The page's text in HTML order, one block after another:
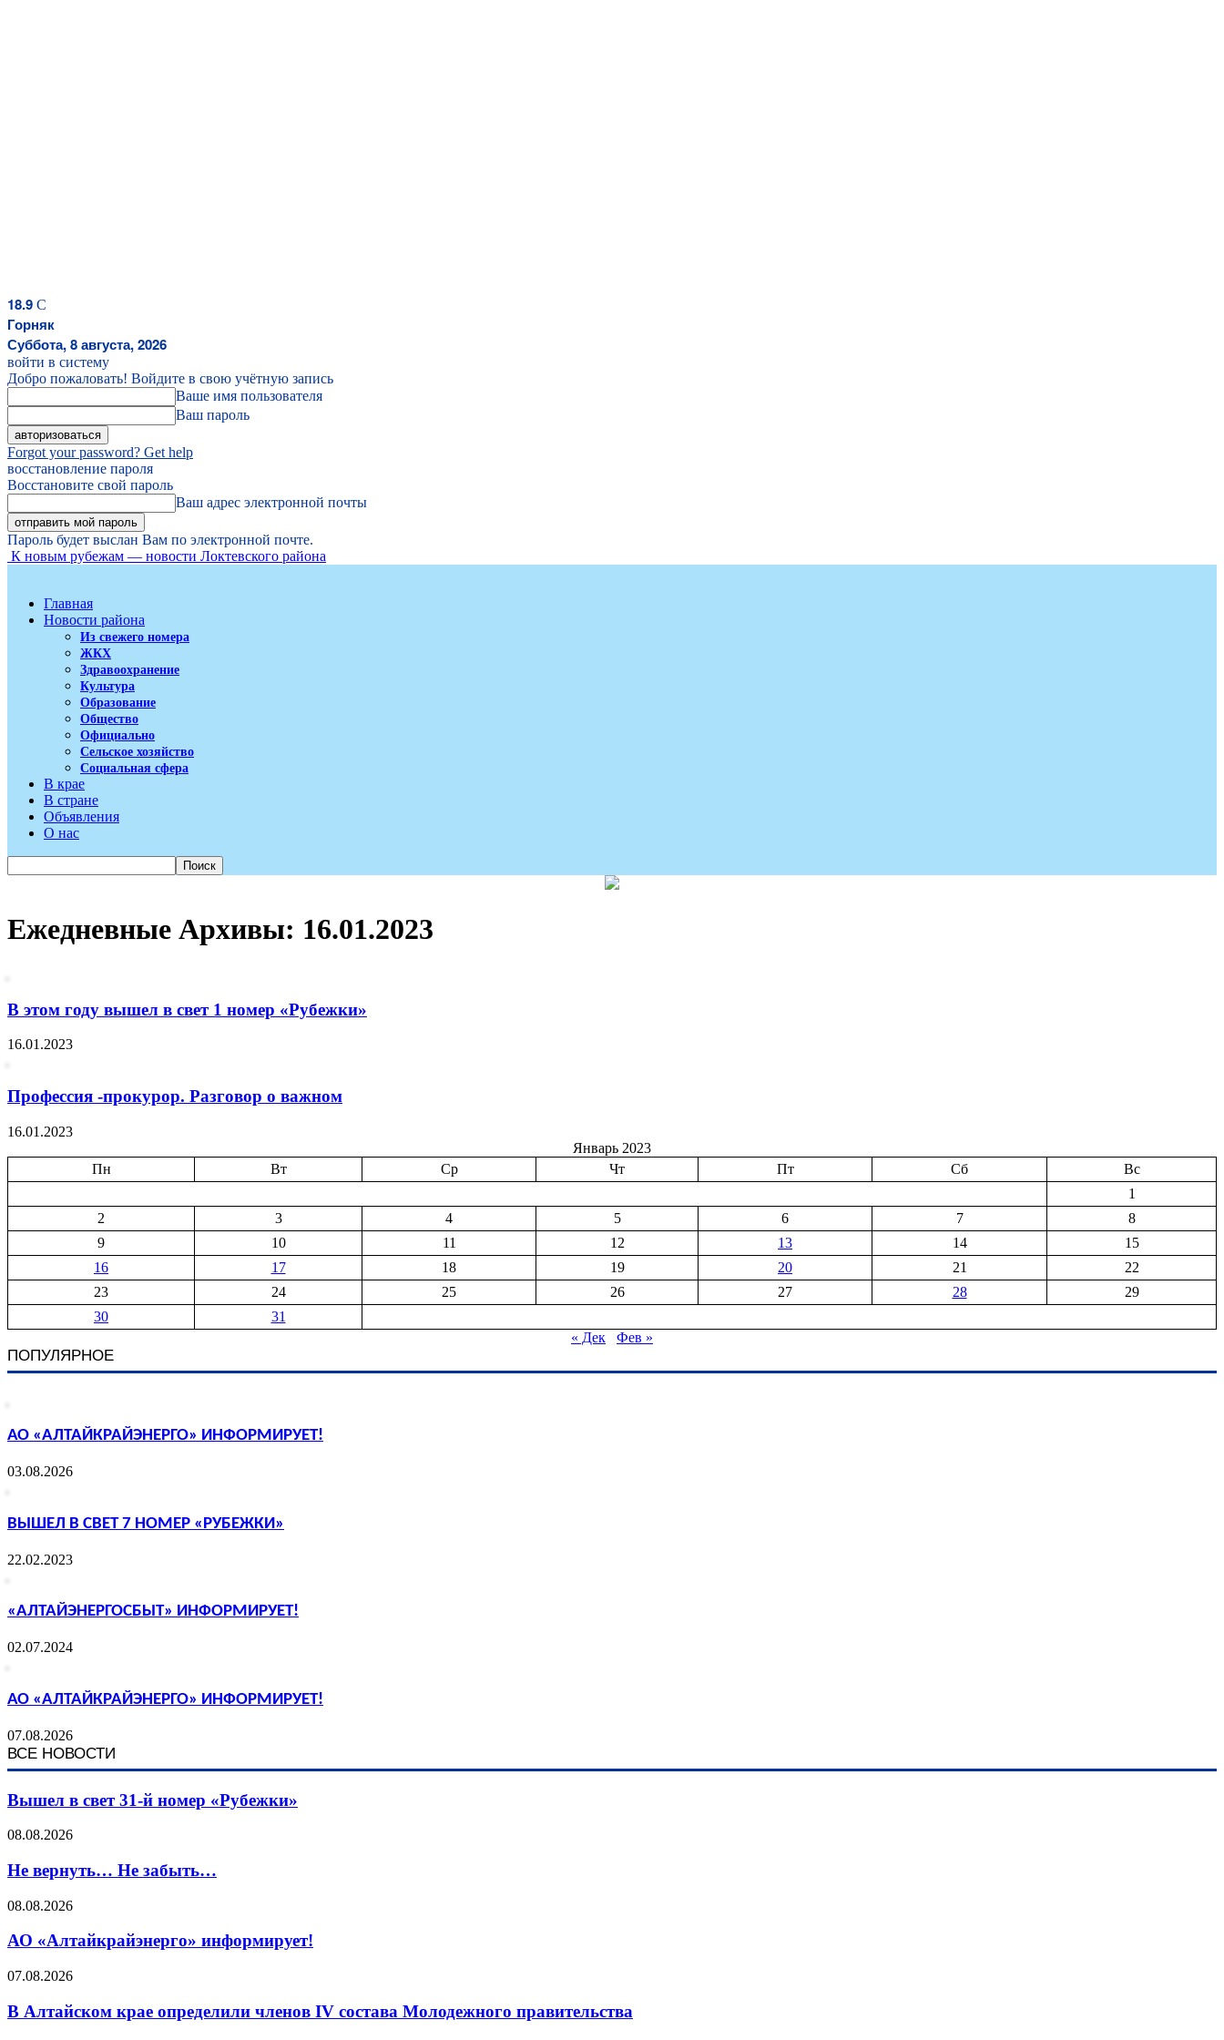
18.9 C
Горняк
Суббота, 8 августа, 2026
войти в систему
Добро пожаловать! Войдите в свою учётную запись
Ваше имя пользователя
Ваш пароль
Forgot your password? Get help
восстановление пароля
Восстановите свой пароль
Ваш адрес электронной почты
Пароль будет выслан Вам по электронной почте.
К новым рубежам — новости Локтевского района
Главная
Новости района
Из свежего номера
ЖКХ
Здравоохранение
Культура
Образование
Общество
Официально
Сельское хозяйство
Социальная сфера
В крае
В стране
Объявления
О нас
Ежедневные Архивы: 16.01.2023
В этом году вышел в свет 1 номер «Рубежки»
16.01.2023
Профессия -прокурор. Разговор о важном
16.01.2023
Январь 2023
Пн
Вт Ср Чт Пт Сб
Вс
1
2
3 4 5 6 7
8
9
10 11 12 13 14
15
16
17 18 19 20 21
22
23
24 25 26 27 28
29
30
31
« Дек
Фев »
ПОПУЛЯРНОЕ
АО «АЛТАЙКРАЙЭНЕРГО» ИНФОРМИРУЕТ!
03.08.2026
ВЫШЕЛ В СВЕТ 7 НОМЕР «РУБЕЖКИ»
22.02.2023
«АЛТАЙЭНЕРГОСБЫТ» ИНФОРМИРУЕТ!
02.07.2024
АО «АЛТАЙКРАЙЭНЕРГО» ИНФОРМИРУЕТ!
07.08.2026
ВСЕ НОВОСТИ
Вышел в свет 31-й номер «Рубежки»
08.08.2026
Не вернуть… Не забыть…
08.08.2026
АО «Алтайкрайэнерго» информирует!
07.08.2026
В Алтайском крае определили членов IV состава Молодежного правительства